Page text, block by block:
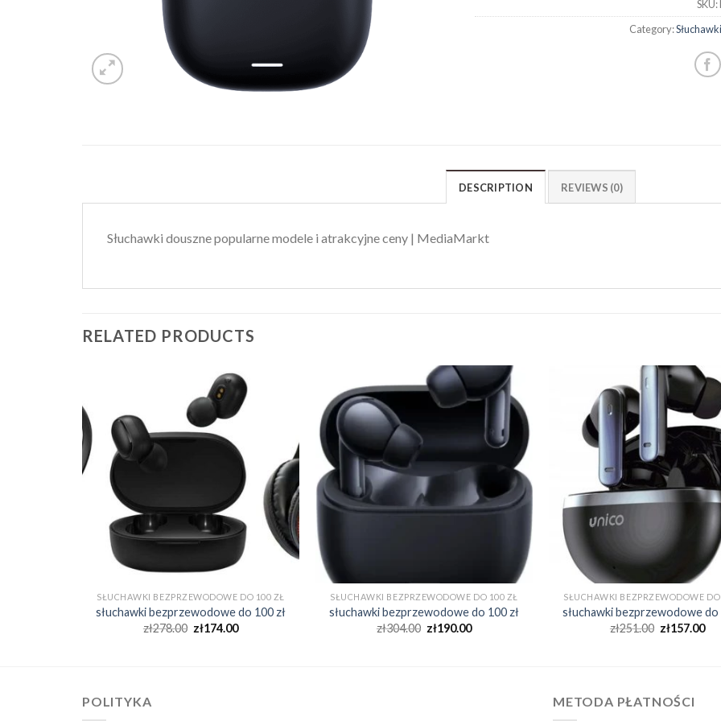
SKU:
Category:
DESCRIPTION REVIEWS (0)
Słuchawki douszne popularne modele i atrakcyjne ceny | MediaMarkt
RELATED PRODUCTS
SŁUCHAWKI BEZPRZEWODOWE DO 100 ZŁ
słuchawki bezprzewodowe do 100 zł
zł278.00 zł174.00
SŁUCHAWKI BEZPRZEWODOWE DO 100 ZŁ
słuchawki bezprzewodowe do 100 zł
zł304.00 zł190.00
SŁUCHAWKI BEZPRZEWODOWE
słuchawki bezprzewodowe do
zł251.00 zł157.00
POLITYKA METODA PŁATNOŚCI